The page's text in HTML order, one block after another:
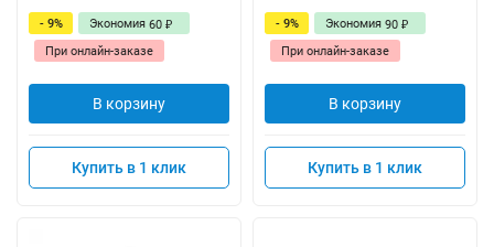
- 9% Экономия 60 ₽
При онлайн-заказе
В корзину
Купить в 1 клик
- 9% Экономия 90 ₽
При онлайн-заказе
В корзину
Купить в 1 клик